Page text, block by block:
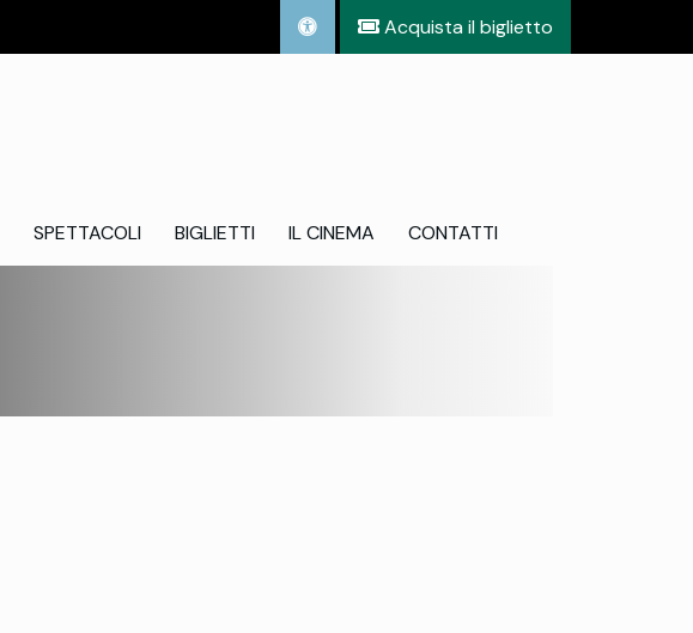
Acquista il biglietto
SPETTACOLI BIGLIETTI IL CINEMA CONTATTI